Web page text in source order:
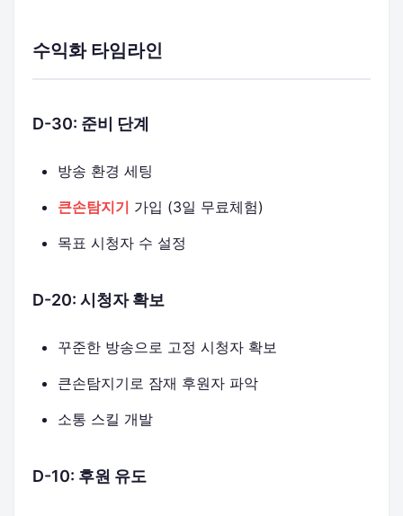
수익화 타임라인
D-30: 준비 단계
방송 환경 세팅
큰손탐지기 가입 (3일 무료체험)
목표 시청자 수 설정
D-20: 시청자 확보
꾸준한 방송으로 고정 시청자 확보
큰손탐지기로 잠재 후원자 파악
소통 스킬 개발
D-10: 후원 유도